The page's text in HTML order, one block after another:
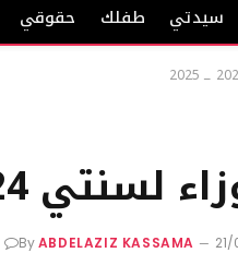
سيدتي طفلك حقوقي
2024 ــ 2025
ByABDELAZIZ KASSAMA